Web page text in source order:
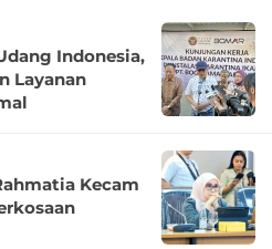
Indonesia,
Layanan
Kecam